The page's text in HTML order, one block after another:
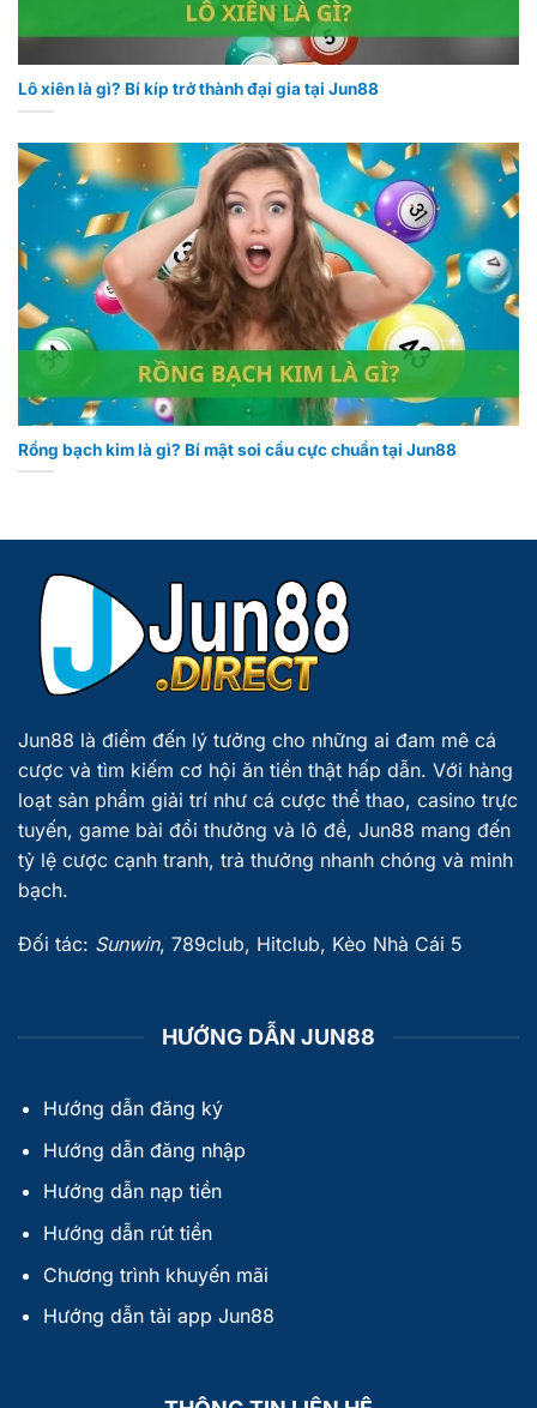
Lô xiên là gì? Bí kíp trở thành đại gia tại Jun88
Rồng bạch kim là gì? Bí mật soi cầu cực chuẩn tại Jun88
Jun88 là điểm đến lý tưởng cho những ai đam mê cá
cược và tìm kiếm cơ hội ăn tiền thật hấp dẫn. Với hàng
loạt sản phẩm giải trí như cá cược thể thao, casino trực
tuyến, game bài đổi thưởng và lô đề, Jun88 mang đến
tỷ lệ cược cạnh tranh, trả thưởng nhanh chóng và minh
bạch.
Đối tác: Sunwin, 789club, Hitclub, Kèo Nhà Cái 5
HƯỚNG DẪN JUN88
Hướng dẫn đăng ký
Hướng dẫn đăng nhập
Hướng dẫn nạp tiền
Hướng dẫn rút tiền
Chương trình khuyến mãi
Hướng dẫn tải app Jun88